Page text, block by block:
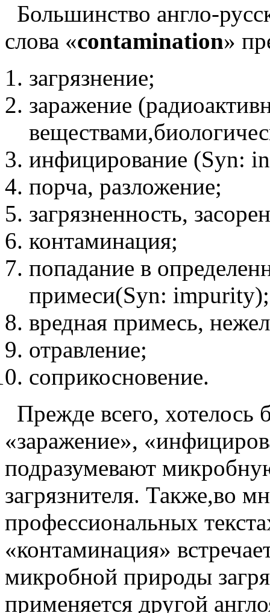
Большинство англо-
слова «contamination»
загрязнение;
заражение
инфицирование (Syn:
порча, разложение;
загрязненность,
контаминация;
попадание в
примеси(Syn: impurity);
вредная примесь,
отравление;
соприкосновение.
Прежде всего, хотелось
«заражение»,
подразумевают
загрязнителя. Также,во
профессиональных
«контаминация»
микробной природы
применяется другой